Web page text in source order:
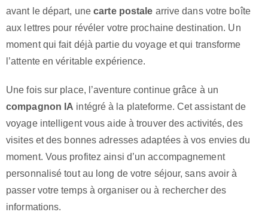
avant le départ, unecarte postale arrive dans votre boîte
aux lettres pour révéler votre prochaine destination. Un
moment qui fait déjà partie du voyage et qui transforme
l’attente en véritable expérience.
Une fois sur place, l’aventure continue grâce à un
compagnon IA intégré à la plateforme. Cet assistant de
voyage intelligent vous aide à trouver des activités, des
visites et des bonnes adresses adaptées à vos envies du
moment. Vous profitez ainsi d’un accompagnement
personnalisé tout au long de votre séjour, sans avoir à
passer votre temps à organiser ou à rechercher des
informations.